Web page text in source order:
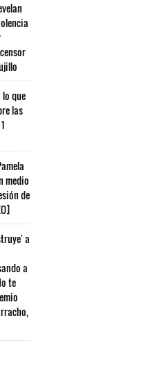
lo que
las
medio
de
a
a
te